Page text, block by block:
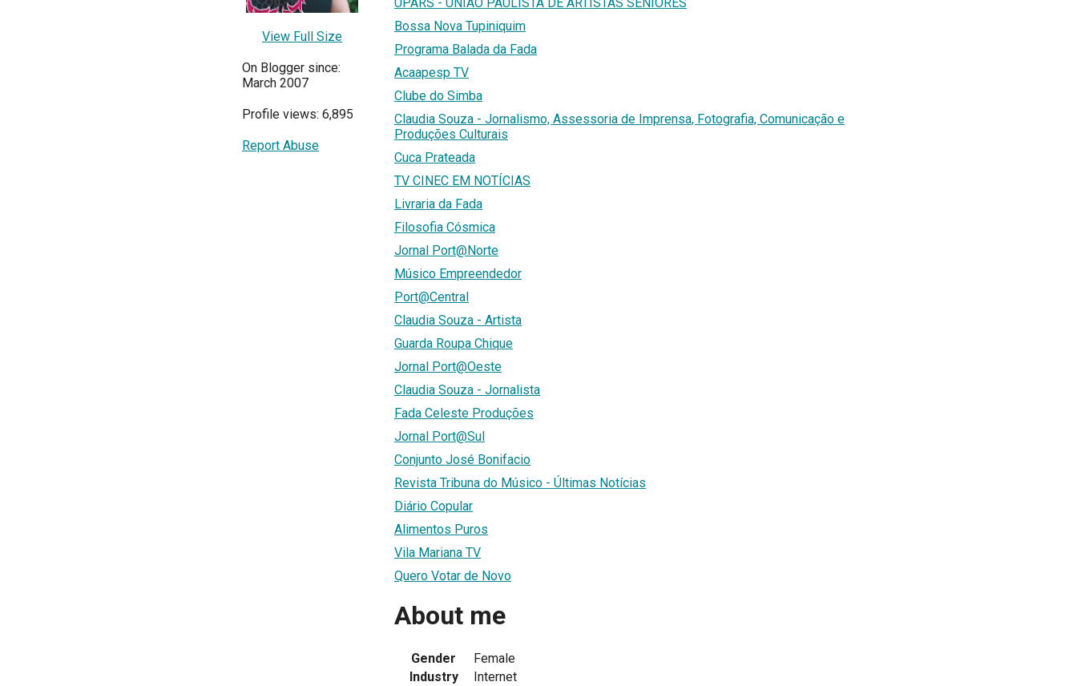
View Full Size
On Blogger since:
March 2007
Profile views: 6,895
Report Abuse
Bossa Nova Tupiniquim
Programa Balada da Fada
Acaapesp TV
Clube do Simba
Claudia Souza - Jornalismo, Assessoria de Imprensa, Fotografia, Comunicação e
Produções Culturais
Cuca Prateada
TV CINEC EM NOTÍCIAS
Livraria da Fada
Filosofia Cósmica
Jornal Port@Norte
Músico Empreendedor
Port@Central
Claudia Souza - Artista
Guarda Roupa Chique
Jornal Port@Oeste
Claudia Souza - Jornalista
Fada Celeste Produções
Jornal Port@Sul
Conjunto José Bonifacio
Revista Tribuna do Músico - Últimas Notícias
Diário Copular
Alimentos Puros
Vila Mariana TV
Quero Votar de Novo
About me
Gender
Female
Industry
Internet